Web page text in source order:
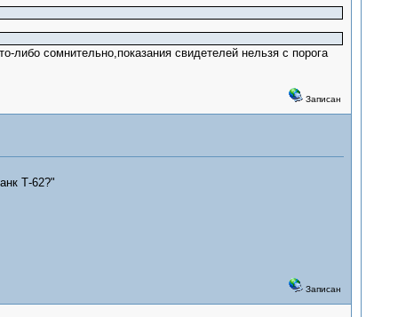
сомнительно,показания свидетелей нельзя с порога
Записан
Т-62?"
Записан